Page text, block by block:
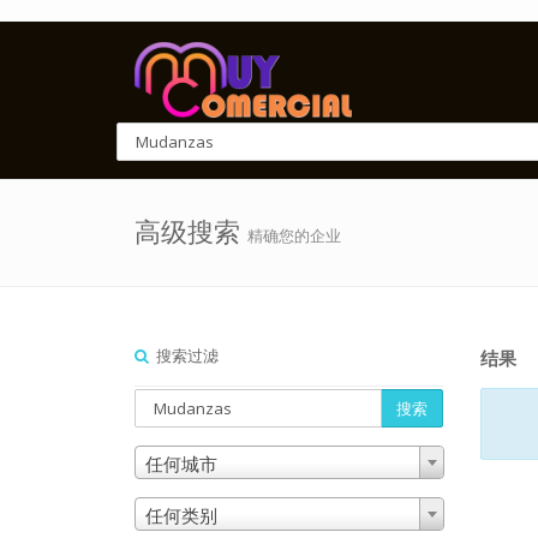
高级搜索 精确您的企业
搜索过滤
搜索
任何城市
任何类别
结果